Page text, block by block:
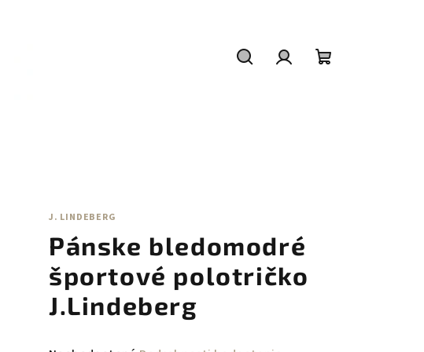
J. LINDEBERG
Pánske bledomodré
športové polotričko
J.Lindeberg